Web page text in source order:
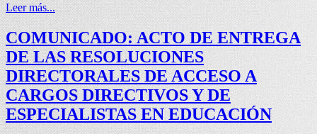
Leer más...
COMUNICADO: ACTO DE ENTREGA
DE LAS RESOLUCIONES
DIRECTORALES DE ACCESO A
CARGOS DIRECTIVOS Y DE
ESPECIALISTAS EN EDUCACIÓN